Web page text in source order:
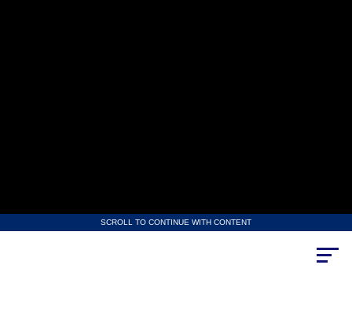
SCROLL TO CONTINUE WITH CONTENT